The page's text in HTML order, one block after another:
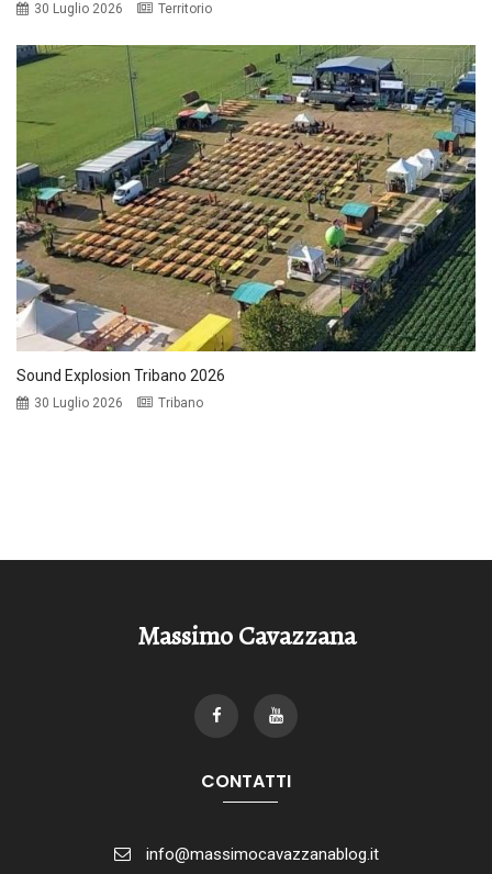
30 Luglio 2026 Territorio
Sound Explosion Tribano 2026
30 Luglio 2026 Tribano
Massimo Cavazzana
CONTATTI
info@massimocavazzanablog.it